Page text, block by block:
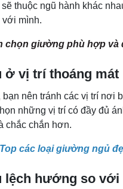
thuộc ngũ hành khác
với mình.
chọn giường phù hợp và
ở vị trí thoáng mát
nên tránh các vị trí nơi
những vị trí có đầy đủ
chắc chắn hơn.
Top các loại giường ngủ
lệch hướng so với